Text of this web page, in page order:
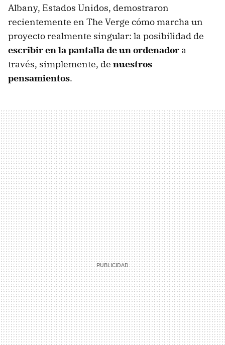
Albany, Estados Unidos, demostraron
recientemente en The Verge cómo marcha un
proyecto realmente singular: la posibilidad de
escribir en la pantalla de un ordenador a
través, simplemente, de nuestros
pensamientos.